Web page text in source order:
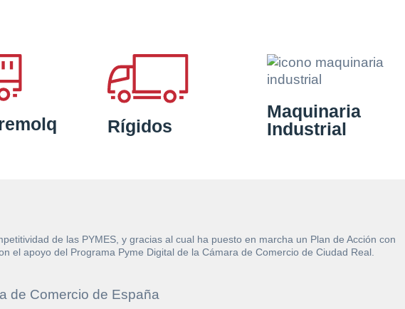
Rígidos
Maquinaria
Industrial
de las PYMES, y gracias al cual ha puesto en marcha un Plan de Acción con
el apoyo del Programa Pyme Digital de la Cámara de Comercio de Ciudad Real.